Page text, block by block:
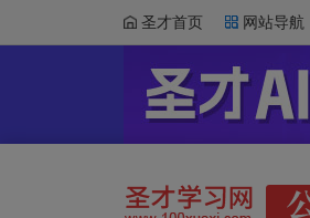
圣才首页 网站导航